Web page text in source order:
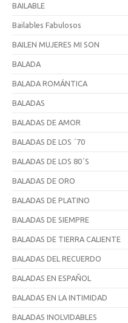
BAILABLE
Bailables Fabulosos
BAILEN MUJERES MI SON
BALADA
BALADA ROMÁNTICA
BALADAS
BALADAS DE AMOR
BALADAS DE LOS ´70
BALADAS DE LOS 80´S
BALADAS DE ORO
BALADAS DE PLATINO
BALADAS DE SIEMPRE
BALADAS DE TIERRA CALIENTE
BALADAS DEL RECUERDO
BALADAS EN ESPAÑOL
BALADAS EN LA INTIMIDAD
BALADAS INOLVIDABLES